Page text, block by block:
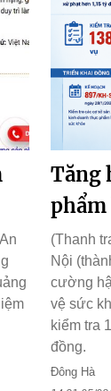
Tăng
phẩm
(Thanh
Nội
cường
vệ sức
kiểm tra
đồng.
Đông Hà